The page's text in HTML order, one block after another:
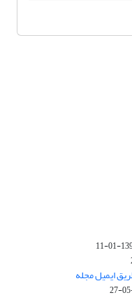
ایمیل مجله